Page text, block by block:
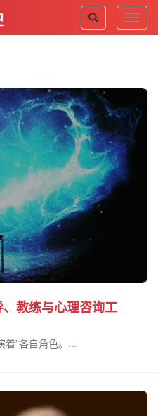
教练与心理咨询工
着”各自角色。...